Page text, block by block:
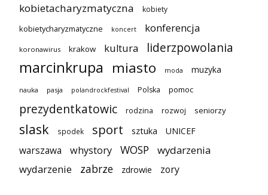
kobietacharyzmatyczna kobiety
kobietycharyzmatyczne koncert konferencja
koronawirus krakow kultura liderzpowolania
marcinkrupa miasto moda muzyka
nauka pasja polandrockfestival Polska pomoc
prezydentkatowic rodzina rozwoj seniorzy
slask spodek sport sztuka UNICEF
warszawa whystory WOSP
wydarzenia
wydarzenie
zabrze zdrowie zory